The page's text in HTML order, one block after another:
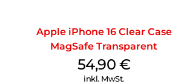
Apple iPhone 16 Clear Case
MagSafe Transparent
54,90 €
inkl. MwSt.